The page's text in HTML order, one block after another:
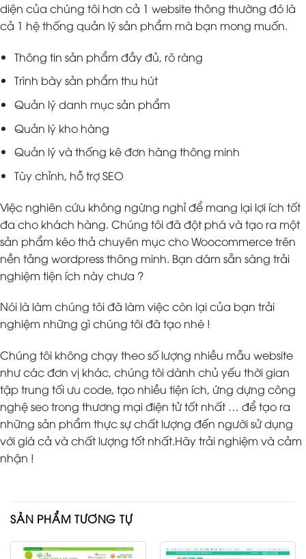
diện của chúng tôi hơn cả 1 website thông thường đó là
cả 1 hệ thống quản lý sản phẩm mà bạn mong muốn.
Thông tin sản phẩm đầy đủ, rõ ràng
Trình bày sản phẩm thu hút
Quản lý danh mục sản phẩm
Quản lý kho hàng
Quản lý và thống kê đơn hàng thông minh
Tùy chỉnh, hỗ trợ SEO
Việc nghiên cứu không ngừng nghỉ để mang lại lợi ích tốt
đa cho khách hàng. Chúng tôi đã đột phá và tạo ra một
sản phẩm kéo thả chuyên mục cho Woocommerce trên
nền tảng wordpress thông minh. Bạn dám sẵn sàng trải
nghiệm tiện ích này chưa ?
Nói là làm chúng tôi đã làm việc còn lại của bạn trải
nghiệm những gì chúng tôi đã tạo nhé !
Chúng tôi không chạy theo số lượng nhiều mẫu website
như các đơn vị khác, chúng tôi dành chủ yếu thời gian
tập trung tối ưu code, tạo nhiều tiện ích, ứng dựng công
nghệ seo trong thương mại điện tử tốt nhất … để tạo ra
những sản phẩm thực sự chất lượng đến người sử dụng
với giá cả và chất lượng tốt nhất.Hãy trải nghiệm và cảm
nhận !
SẢN PHẨM TƯƠNG TỰ